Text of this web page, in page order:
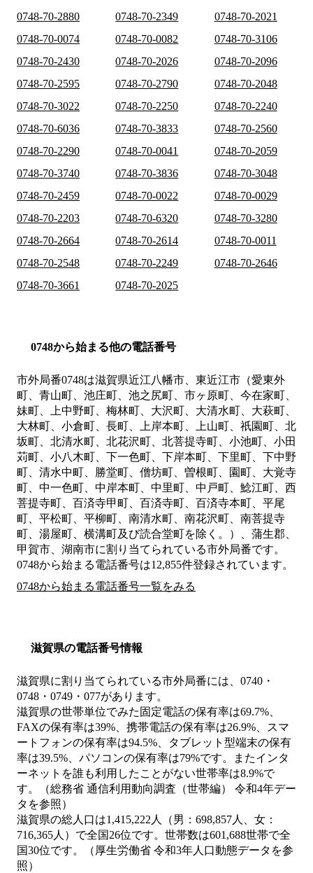
0748-70-2880
0748-70-2349
0748-70-2021
0748-70-0074
0748-70-0082
0748-70-3106
0748-70-2430
0748-70-2026
0748-70-2096
0748-70-2595
0748-70-2790
0748-70-2048
0748-70-3022
0748-70-2250
0748-70-2240
0748-70-6036
0748-70-3833
0748-70-2560
0748-70-2290
0748-70-0041
0748-70-2059
0748-70-3740
0748-70-3836
0748-70-3048
0748-70-2459
0748-70-0022
0748-70-0029
0748-70-2203
0748-70-6320
0748-70-3280
0748-70-2664
0748-70-2614
0748-70-0011
0748-70-2548
0748-70-2249
0748-70-2646
0748-70-3661
0748-70-2025
0748から始まる他の電話番号
市外局番0748は滋賀県近江八幡市、東近江市（愛東外
町、青山町、池庄町、池之尻町、市ヶ原町、今在家町、
妹町、上中野町、梅林町、大沢町、大清水町、大萩町、
大林町、小倉町、長町、上岸本町、上山町、祇園町、北
坂町、北清水町、北花沢町、北菩提寺町、小池町、小田
苅町、小八木町、下一色町、下岸本町、下里町、下中野
町、清水中町、勝堂町、僧坊町、曽根町、園町、大覚寺
町、中一色町、中岸本町、中里町、中戸町、鯰江町、西
菩提寺町、百済寺甲町、百済寺町、百済寺本町、平尾
町、平松町、平柳町、南清水町、南花沢町、南菩提寺
町、湯屋町、横溝町及び読合堂町を除く。）、蒲生郡、
甲賀市、湖南市に割り当てられている市外局番です。
0748から始まる電話番号は12,855件登録されています。
0748から始まる電話番号一覧をみる
滋賀県の電話番号情報
滋賀県に割り当てられている市外局番には、0740・
0748・0749・077があります。
滋賀県の世帯単位でみた固定電話の保有率は69.7%、
FAXの保有率は39%、携帯電話の保有率は26.9%、スマ
ートフォンの保有率は94.5%、タブレット型端末の保有
率は39.5%、パソコンの保有率は79%です。またインタ
ーネットを誰も利用したことがない世帯率は8.9%で
す。（総務省 通信利用動向調査（世帯編） 令和4年デー
タを参照）
滋賀県の総人口は1,415,222人（男：698,857人、女：
716,365人）で全国26位です。世帯数は601,688世帯で全
国30位です。（厚生労働省 令和3年人口動態データを参
照）